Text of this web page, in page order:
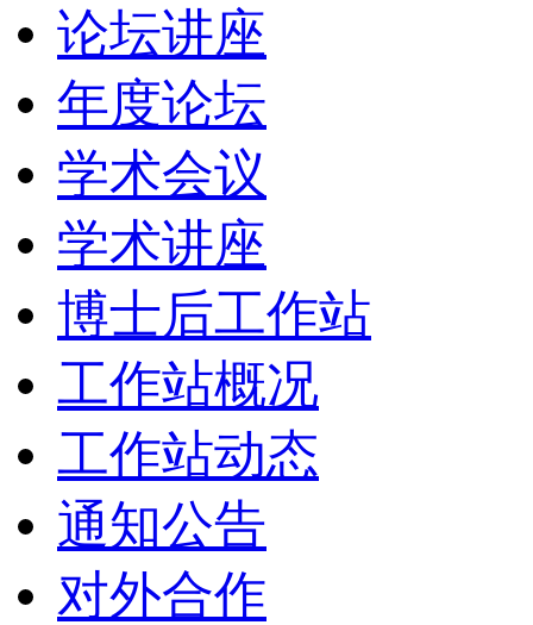
论坛讲座
年度论坛
学术会议
学术讲座
博士后工作站
工作站概况
工作站动态
通知公告
对外合作